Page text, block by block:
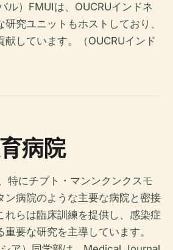
ル）FMUIは、OUCRUインドネ
究ユニットもホストしており、
献しています。（OUCRUインド
病院
特にチプト・マンンクンクスモ
ン病院のような主要な病院と密接
れらは臨床訓練を提供し、感染症
要な研究を主導しています。